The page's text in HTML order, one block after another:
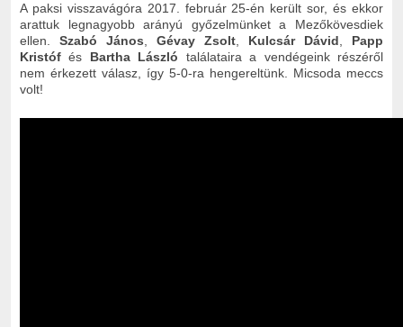
A paksi visszavágóra 2017. február 25-én került sor, és ekkor
arattuk legnagyobb arányú győzelmünket a Mezőkövesdiek
ellen.
Szabó János, Gévay Zsolt, Kulcsár Dávid, Papp
Kristóf és Bartha László
találataira a vendégeink részéről
nem érkezett válasz, így 5-0-ra hengereltünk. Micsoda meccs
volt!